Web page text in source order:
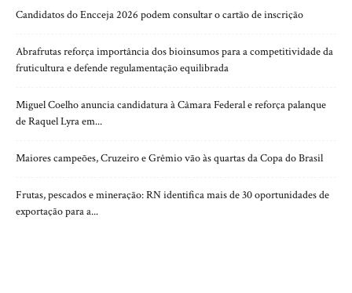
Candidatos do Encceja 2026 podem consultar o cartão de inscrição
Abrafrutas reforça importância dos bioinsumos para a competitividade da
fruticultura e defende regulamentação equilibrada
Miguel Coelho anuncia candidatura à Câmara Federal e reforça palanque
de Raquel Lyra em...
Maiores campeões, Cruzeiro e Grêmio vão às quartas da Copa do Brasil
Frutas, pescados e mineração: RN identifica mais de 30 oportunidades de
exportação para a...